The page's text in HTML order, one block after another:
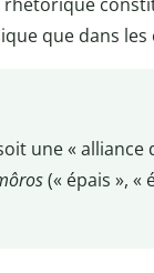
que dans
une «
(« épais », «